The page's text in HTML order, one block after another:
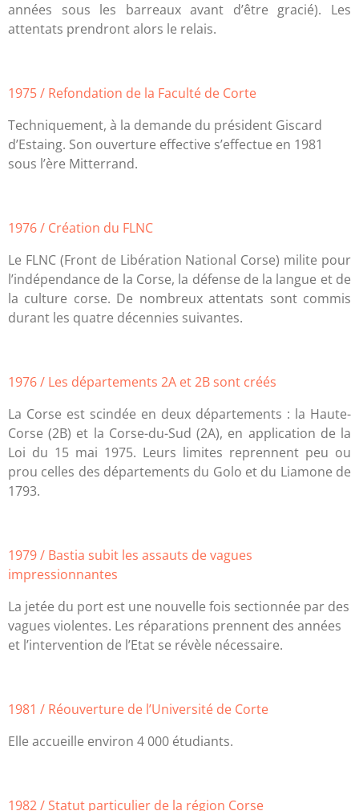
années sous les barreaux avant d’être gracié). Les
attentats prendront alors le relais.
1975 / Refondation de la Faculté de Corte
Techniquement, à la demande du président Giscard
d’Estaing. Son ouverture effective s’effectue en 1981
sous l’ère Mitterrand.
1976 / Création du FLNC
Le FLNC (Front de Libération National Corse) milite pour
l’indépendance de la Corse, la défense de la langue et de
la culture corse. De nombreux attentats sont commis
durant les quatre décennies suivantes.
1976 / Les départements 2A et 2B sont créés
La Corse est scindée en deux départements : la Haute-
Corse (2B) et la Corse-du-Sud (2A), en application de la
Loi du 15 mai 1975. Leurs limites reprennent peu ou
prou celles des départements du Golo et du Liamone de
1793.
1979 / Bastia subit les assauts de vagues
impressionnantes
La jetée du port est une nouvelle fois sectionnée par des
vagues violentes. Les réparations prennent des années
et l’intervention de l’Etat se révèle nécessaire.
1981 / Réouverture de l’Université de Corte
Elle accueille environ 4 000 étudiants.
1982 / Statut particulier de la région Corse